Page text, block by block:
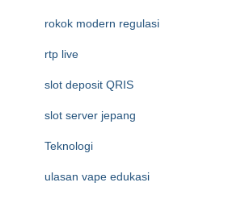
rokok modern regulasi
rtp live
slot deposit QRIS
slot server jepang
Teknologi
ulasan vape edukasi